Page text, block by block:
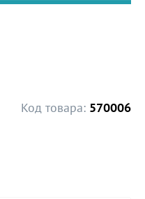
Код товара: 570006